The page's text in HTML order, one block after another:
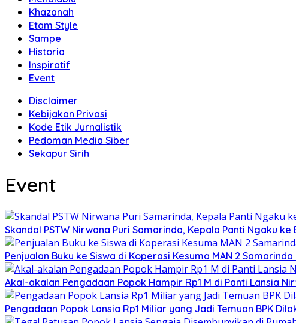
Khazanah
Etam Style
Sampe
Historia
Inspiratif
Event
Disclaimer
Kebijakan Privasi
Kode Etik Jurnalistik
Pedoman Media Siber
Sekapur Sirih
Event
Skandal PSTW Nirwana Puri Samarinda, Kepala Panti Ngaku
Penjualan Buku ke Siswa di Koperasi Kesuma MAN 2
Akal-akalan Pengadaan Popok Hampir Rp1 M di Panti Lansia
Pengadaan Popok Lansia Rp1 Miliar yang Jadi Temuan BPK